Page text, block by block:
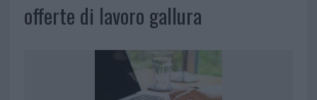
offerte di lavoro gallura